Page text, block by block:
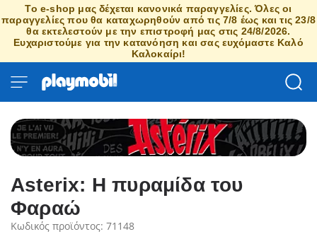
Το e-shop μας δέχεται κανονικά παραγγελίες. Όλες οι
παραγγελίες που θα καταχωρηθούν από τις 7/8 έως και τις 23/8
θα εκτελεστούν με την επιστροφή μας στις 24/8/2026.
Ευχαριστούμε για την κατανόηση και σας ευχόμαστε Καλό
Καλοκαίρι!
Asterix: Η πυραμίδα του
Φαραώ
Κωδικός προϊόντος: 71148